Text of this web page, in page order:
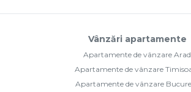
Vânzări apartamente
Apartamente de vânzare Arad
Apartamente de vânzare
Apartamente de vânzare